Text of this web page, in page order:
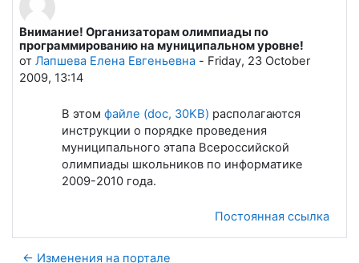
Внимание! Организаторам олимпиады по
программированию на муниципальном уровне!
от Лапшева Елена Евгеньевна - Friday, 23 October
2009, 13:14
Количество ответов: 0
В этом файле (doc, 30KB) располагаются
инструкции о порядке проведения
муниципального этапа Всероссийской
олимпиады школьников по информатике
2009-2010 года.
Постоянная ссылка
← Изменения на портале